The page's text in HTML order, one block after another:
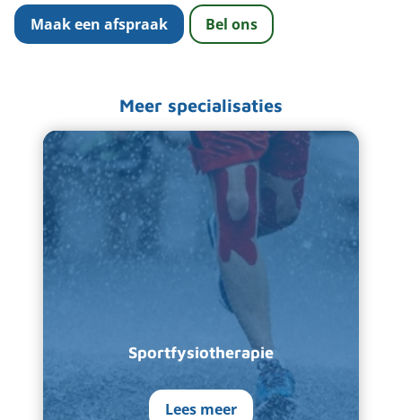
Maak een afspraak Bel ons
Meer specialisaties
Sportfysiotherapie
Lees meer